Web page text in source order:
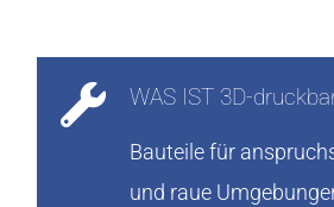
WAS IST 3D-
Bauteile für
und raue